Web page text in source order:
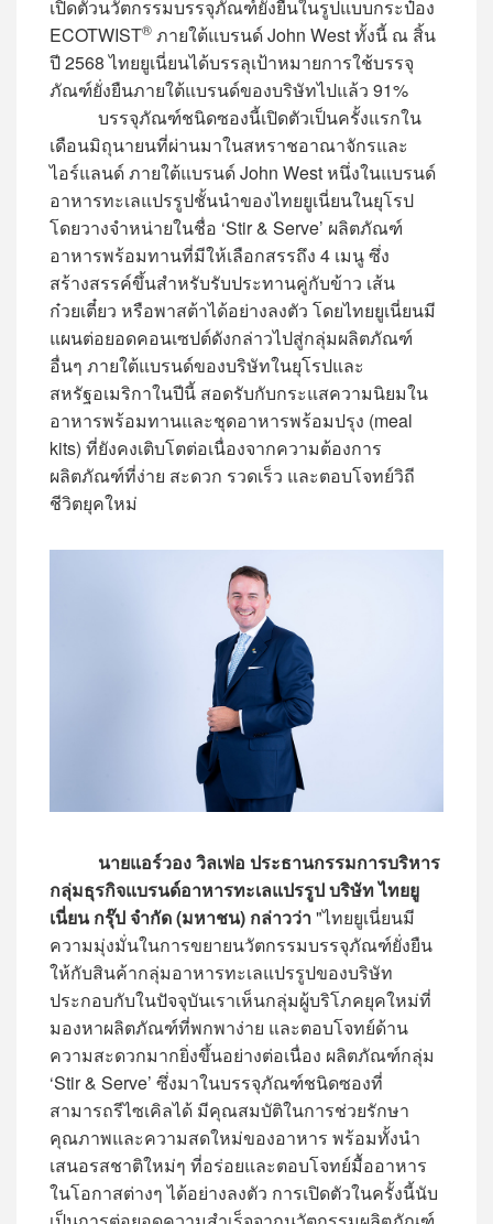
เปิดตัวนวัตกรรมบรรจุภัณฑ์ยั่งยืนในรูปแบบกระป๋อง
ECOTWIST® ภายใต้แบรนด์ John West ทั้งนี้ ณ สิ้น
ปี 2568 ไทยยูเนี่ยนได้บรรลุเป้าหมายการใช้บรรจุ
ภัณฑ์ยั่งยืนภายใต้แบรนด์ของบริษัทไปแล้ว 91%
บรรจุภัณฑ์ชนิดซองนี้เปิดตัวเป็นครั้งแรกใน
เดือนมิถุนายนที่ผ่านมาในสหราชอาณาจักรและ
ไอร์แลนด์ ภายใต้แบรนด์ John West หนึ่งในแบรนด์
อาหารทะเลแปรรูปชั้นนำของไทยยูเนี่ยนในยุโรป
โดยวางจำหน่ายในชื่อ ‘Stir & Serve’ ผลิตภัณฑ์
อาหารพร้อมทานที่มีให้เลือกสรรถึง 4 เมนู ซึ่ง
สร้างสรรค์ขึ้นสำหรับรับประทานคู่กับข้าว เส้น
ก๋วยเตี๋ยว หรือพาสต้าได้อย่างลงตัว โดยไทยยูเนี่ยนมี
แผนต่อยอดคอนเซปต์ดังกล่าวไปสู่กลุ่มผลิตภัณฑ์
อื่นๆ ภายใต้แบรนด์ของบริษัทในยุโรปและ
สหรัฐอเมริกาในปีนี้ สอดรับกับกระแสความนิยมใน
อาหารพร้อมทานและชุดอาหารพร้อมปรุง (meal
kits) ที่ยังคงเติบโตต่อเนื่องจากความต้องการ
ผลิตภัณฑ์ที่ง่าย สะดวก รวดเร็ว และตอบโจทย์วิถี
ชีวิตยุคใหม่
นายแอร์วอง วิลเฟอ ประธานกรรมการบริหาร
กลุ่มธุรกิจแบรนด์อาหารทะเลแปรรูป บริษัท ไทยยู
เนี่ยน กรุ๊ป จำกัด (มหาชน) กล่าวว่า"ไทยยูเนี่ยนมี
ความมุ่งมั่นในการขยายนวัตกรรมบรรจุภัณฑ์ยั่งยืน
ให้กับสินค้ากลุ่มอาหารทะเลแปรรูปของบริษัท
ประกอบกับในปัจจุบันเราเห็นกลุ่มผู้บริโภคยุคใหม่ที่
มองหาผลิตภัณฑ์ที่พกพาง่าย และตอบโจทย์ด้าน
ความสะดวกมากยิ่งขึ้นอย่างต่อเนื่อง ผลิตภัณฑ์กลุ่ม
‘Stir & Serve’ ซึ่งมาในบรรจุภัณฑ์ชนิดซองที่
สามารถรีไซเคิลได้ มีคุณสมบัติในการช่วยรักษา
คุณภาพและความสดใหม่ของอาหาร พร้อมทั้งนำ
เสนอรสชาติใหม่ๆ ที่อร่อยและตอบโจทย์มื้ออาหาร
ในโอกาสต่างๆ ได้อย่างลงตัว การเปิดตัวในครั้งนี้นับ